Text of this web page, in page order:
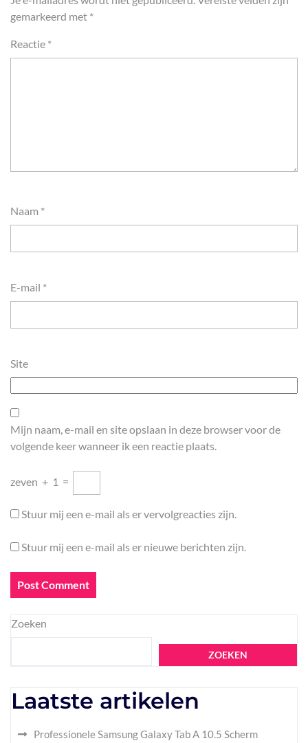
gemarkeerd met *
Reactie *
Naam *
E-mail *
Site
Mijn naam, e-mail en site opslaan in deze browser voor de
volgende keer wanneer ik een reactie plaats.
zeven + 1 =
Stuur mij een e-mail als er vervolgreacties zijn.
Stuur mij een e-mail als er nieuwe berichten zijn.
Zoeken
ZOEKEN
Laatste artikelen
Professionele Samsung Galaxy Tab A 10.5 Scherm